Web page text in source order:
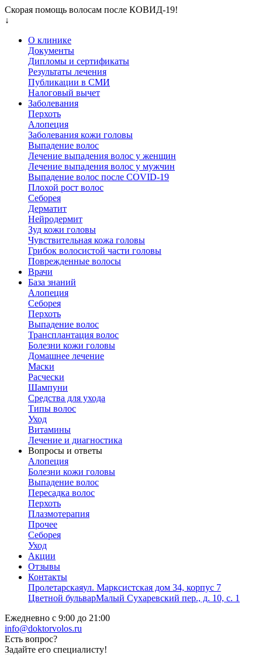
Скорая помощь волосам после КОВИД-19!
↓
О клинике
Документы
Дипломы и сертификаты
Результаты лечения
Публикации в СМИ
Налоговый вычет
Заболевания
Перхоть
Алопеция
Заболевания кожи головы
Выпадение волос
Лечение выпадения волос у женщин
Лечение выпадения волос у мужчин
Выпадение волос после COVID-19
Плохой рост волос
Cеборея
Дерматит
Нейродермит
Зуд кожи головы
Чувствительная кожа головы
Грибок волосистой части головы
Поврежденные волосы
Врачи
База знаний
Алопеция
Себорея
Перхоть
Выпадение волос
Трансплантация волос
Болезни кожи головы
Домашнее лечение
Маски
Расчески
Шампуни
Средства для ухода
Типы волос
Уход
Витамины
Лечение и диагностика
Вопросы и ответы
Алопеция
Болезни кожи головы
Выпадение волос
Пересадка волос
Перхоть
Плазмотерапия
Прочее
Себорея
Уход
Акции
Отзывы
Контакты
Пролетарскаяул. Марксистская дом 34, корпус 7
Цветной бульварМалый Сухаревский пер., д. 10, с. 1
Ежедневно с 9:00 до 21:00
info@doktorvolos.ru
Есть вопрос?
Задайте его специалисту!